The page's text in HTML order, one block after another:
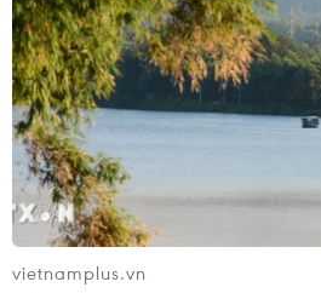
Mỹ hoàn trả khoảng 100 tỷ
quan sau phán quyết của Tòa
cao
05/08/2026 22:58
Nhật Bản: Nội các thông qua
sách giảm thuế tiêu thụ thực
xuống 1%
vietnamplus.vn